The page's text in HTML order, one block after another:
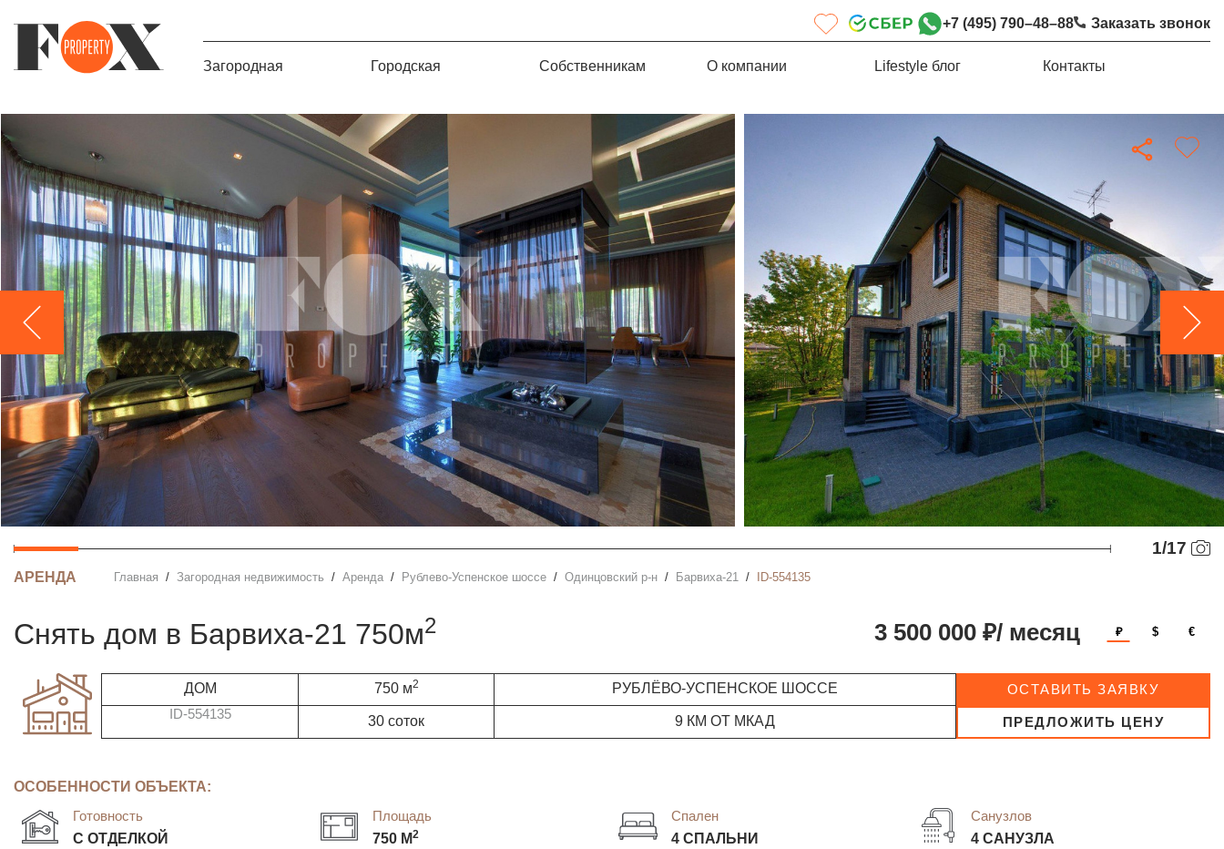
+7 (495) 790–48–88 Заказать звонок
Загородная Городская Собственникам О компании Lifestyle блог Контакты
1/17
АРЕНДА Главная Загородная недвижимость Аренда Рублево-Успенское шоссе Одинцовский р-н Барвиха-21 ID-554135
Снять дом в Барвиха-21 750м2 3 500 000 ₽/ месяц ₽ $ €
ДОМ 750 м2 РУБЛЁВО-УСПЕНСКОЕ ШОССЕ
ID-554135 30 соток 9 КМ ОТ МКАД
ОСТАВИТЬ ЗАЯВКУ
ПРЕДЛОЖИТЬ ЦЕНУ
ОСОБЕННОСТИ ОБЪЕКТА:
Готовность
С ОТДЕЛКОЙ
Площадь
750 М2
Спален
4 СПАЛЬНИ
Санузлов
4 САНУЗЛА